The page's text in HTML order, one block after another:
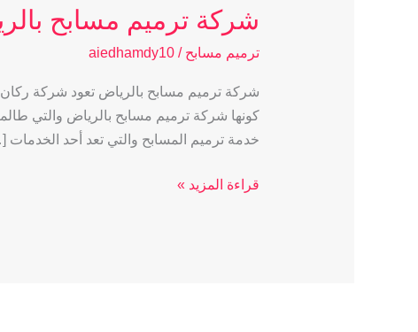
شركة ترميم مسابح
ترميم مسابح /
aiedhamdy10
شركة ترميم مسابح بالرياض تعود شركة ركان
كونها شركة ترميم مسابح بالرياض والتي
خدمة ترميم المسابح والتي تعد أحد الخدمات
قراءة المزيد »